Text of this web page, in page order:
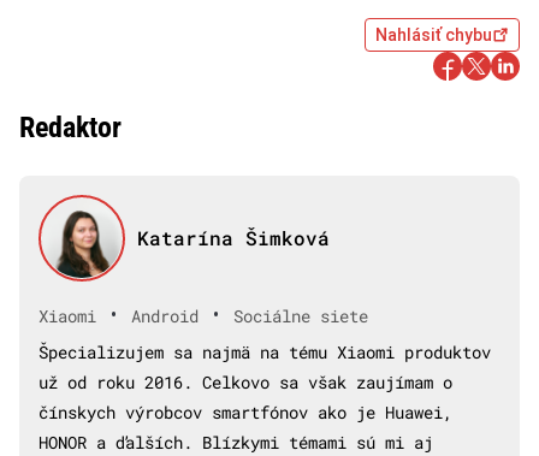
Nahlásiť chybu
Redaktor
Katarína Šimková
Xiaomi • Android •
Sociálne siete
Špecializujem sa najmä na tému Xiaomi produktov
už od roku 2016. Celkovo sa však zaujímam o
čínskych výrobcov smartfónov ako je Huawei,
HONOR a ďalších. Blízkymi témami sú mi aj